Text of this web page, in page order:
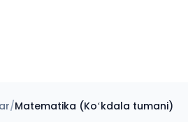
/Matematika (Koʻkdala tumani)